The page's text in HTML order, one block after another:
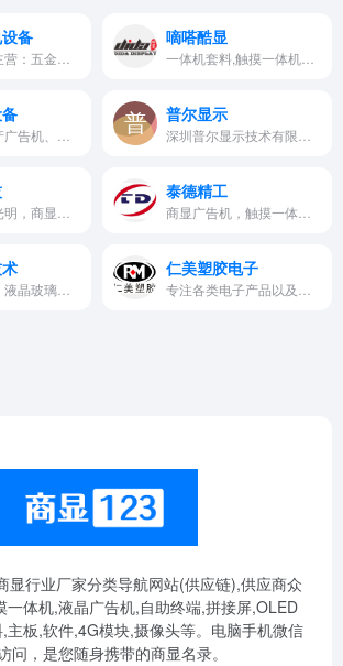
备 嘀嗒酷显
普尔显示
泰德精工
仁美塑胶电子
显行业厂家分类导航网站(供应链),供应商众
一体机,液晶广告机,自助终端,拼接屏,OLED
主板,软件,4G模块,摄像头等。电脑手机微信
问，是您随身携带的商显名录。